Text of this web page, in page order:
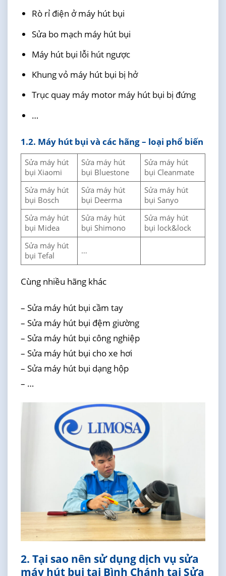
Rò rỉ điện ở máy hút bụi
Sửa bo mạch máy hút bụi
Máy hút bụi lỗi hút ngược
Khung vỏ máy hút bụi bị hở
Trục quay máy motor máy hút bụi bị đứng
…
1.2. Máy hút bụi và các hãng – loại phổ biến
Sửa máy hút
bụi Xiaomi
Sửa máy hút
bụi Bluestone
Sửa máy hút
bụi Cleanmate
Sửa máy hút
bụi Bosch
Sửa máy hút
bụi Deerma
Sửa máy hút
bụi Sanyo
Sửa máy hút
bụi Midea
Sửa máy hút
bụi Shimono
Sửa máy hút
bụi lock&lock
Sửa máy hút
bụi Tefal
…
Cùng nhiều hãng khác
– Sửa máy hút bụi cầm tay
– Sửa máy hút bụi đệm giường
– Sửa máy hút bụi công nghiệp
– Sửa máy hút bụi cho xe hơi
– Sửa máy hút bụi dạng hộp
– …
2. Tại sao nên sử dụng dịch vụ sửa
máy hút bụi tại Bình Chánh tại Sửa